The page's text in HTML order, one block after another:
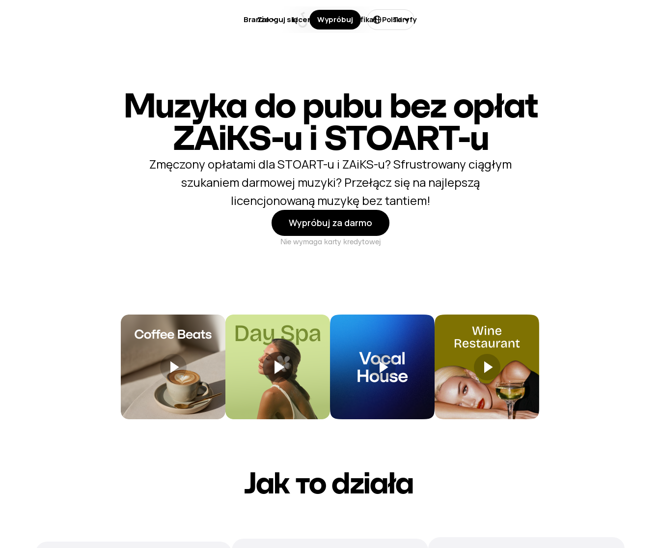
Muzyka do pubu bez opłat
ZAiKS-u i STOART-u
Zmęczony opłatami dla STOART-u i ZAiKS-u? Sfrustrowany ciągłym
szukaniem darmowej muzyki? Przełącz się na najlepszą
licencjonowaną muzykę bez tantiem!
Wypróbuj za darmo
Nie wymaga karty kredytowej
Jak то działa
Branże Licencje Certyfikat Taryfy
Zaloguj się Wypróbuj Polski